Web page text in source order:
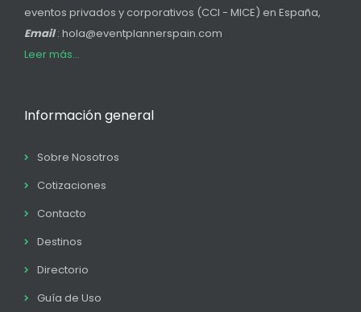
eventos privados y corporativos (CCI - MICE) en España,
Email: hola@eventplannerspain.com
Leer más...
Información general
Sobre Nosotros
Cotizaciones
Contacto
Destinos
Directorio
Guía de Uso